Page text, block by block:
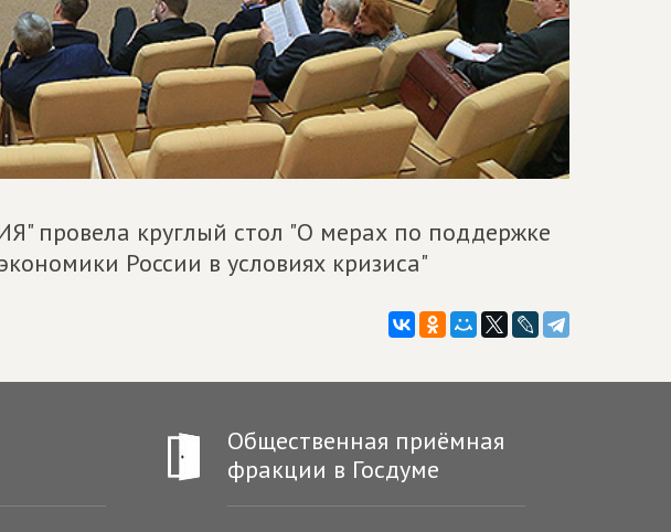
провела круглый стол "О мерах по поддержке
России в условиях кризиса"
Общественная приёмная
фракции в Госдуме